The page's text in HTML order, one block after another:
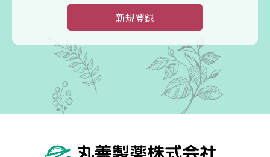
新規登録